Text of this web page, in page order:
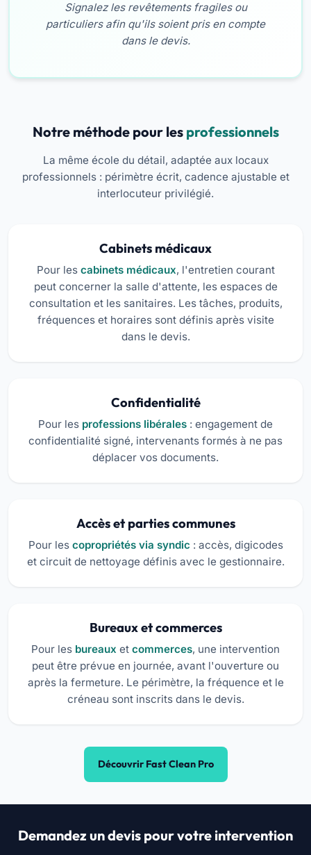
Signalez les revêtements fragiles ou
particuliers afin qu'ils soient pris en compte
dans le devis.
Notre méthode pour les professionnels
La même école du détail, adaptée aux locaux
professionnels : périmètre écrit, cadence ajustable et
interlocuteur privilégié.
Cabinets médicaux
Pour les cabinets médicaux, l'entretien courant
peut concerner la salle d'attente, les espaces de
consultation et les sanitaires. Les tâches, produits,
fréquences et horaires sont définis après visite
dans le devis.
Confidentialité
Pour les professions libérales : engagement de
confidentialité signé, intervenants formés à ne pas
déplacer vos documents.
Accès et parties communes
Pour les copropriétés via syndic : accès, digicodes
et circuit de nettoyage définis avec le gestionnaire.
Bureaux et commerces
Pour les bureaux et commerces, une intervention
peut être prévue en journée, avant l'ouverture ou
après la fermeture. Le périmètre, la fréquence et le
créneau sont inscrits dans le devis.
Découvrir Fast Clean Pro
Demandez un devis pour votre intervention